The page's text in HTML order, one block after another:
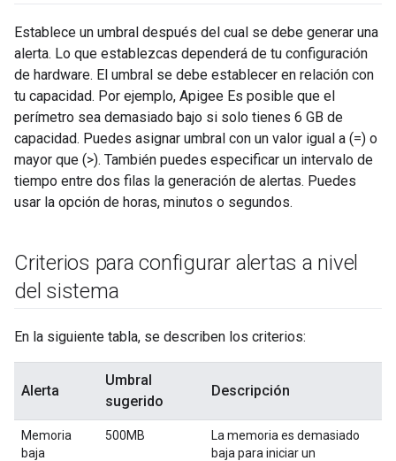
Establece un umbral después del cual se debe generar una
alerta. Lo que establezcas dependerá de tu configuración
de hardware. El umbral se debe establecer en relación con
tu capacidad. Por ejemplo, Apigee Es posible que el
perímetro sea demasiado bajo si solo tienes 6 GB de
capacidad. Puedes asignar umbral con un valor igual a (=) o
mayor que (>). También puedes especificar un intervalo de
tiempo entre dos filas la generación de alertas. Puedes
usar la opción de horas, minutos o segundos.
Criterios para configurar alertas a nivel
del sistema
En la siguiente tabla, se describen los criterios:
Alerta
Umbral
sugerido
Descripción
Memoria
baja
500MB
La memoria es demasiado
baja para iniciar un